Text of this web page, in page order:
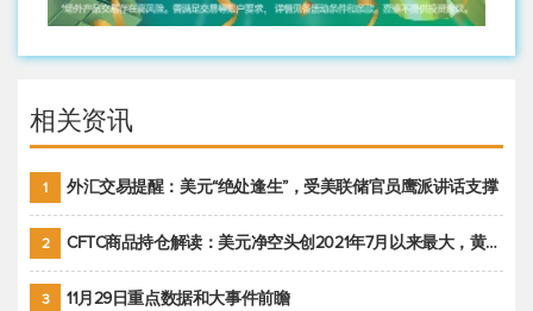
相关资讯
1 外汇交易提醒：美元“绝处逢生”，受美联储官员鹰派讲话支撑
2 CFTC商品持仓解读：美元净空头创2021年7月以来最大，黄金期货投机性净多头头寸减少
3 11月29日重点数据和大事件前瞻